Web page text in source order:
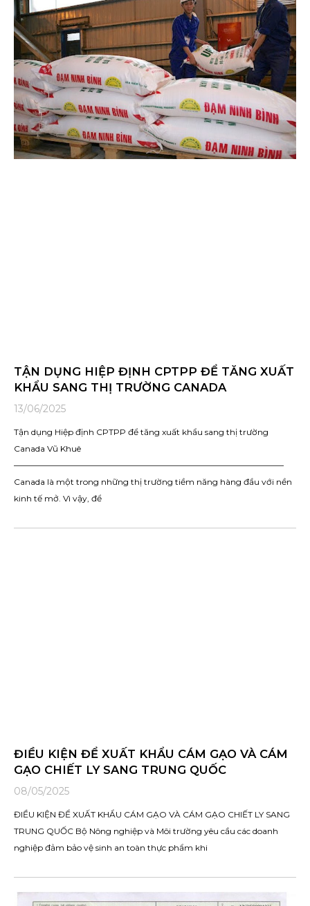
TẬN DỤNG HIỆP ĐỊNH CPTPP ĐỂ TĂNG XUẤT
KHẨU SANG THỊ TRƯỜNG CANADA
13/06/2025
Tận dụng Hiệp định CPTPP để tăng xuất khẩu sang thị trường
Canada Vũ Khuê
————————————————————————————————–
Canada là một trong những thị trường tiềm năng hàng đầu với nền
kinh tế mở. Vì vậy, để
ĐIỀU KIỆN ĐỂ XUẤT KHẨU CÁM GẠO VÀ CÁM
GẠO CHIẾT LY SANG TRUNG QUỐC
08/05/2025
ĐIỀU KIỆN ĐỂ XUẤT KHẨU CÁM GẠO VÀ CÁM GẠO CHIẾT LY SANG
TRUNG QUỐC Bộ Nông nghiệp và Môi trường yêu cầu các doanh
nghiệp đảm bảo vệ sinh an toàn thực phẩm khi